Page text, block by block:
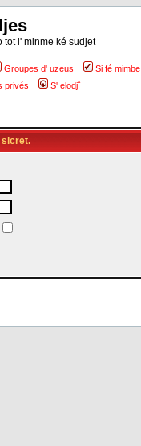
tot l' minme ké sudjet
Groupes d' uzeus
Si fé mimbe
privés S' elodjî
sicret.